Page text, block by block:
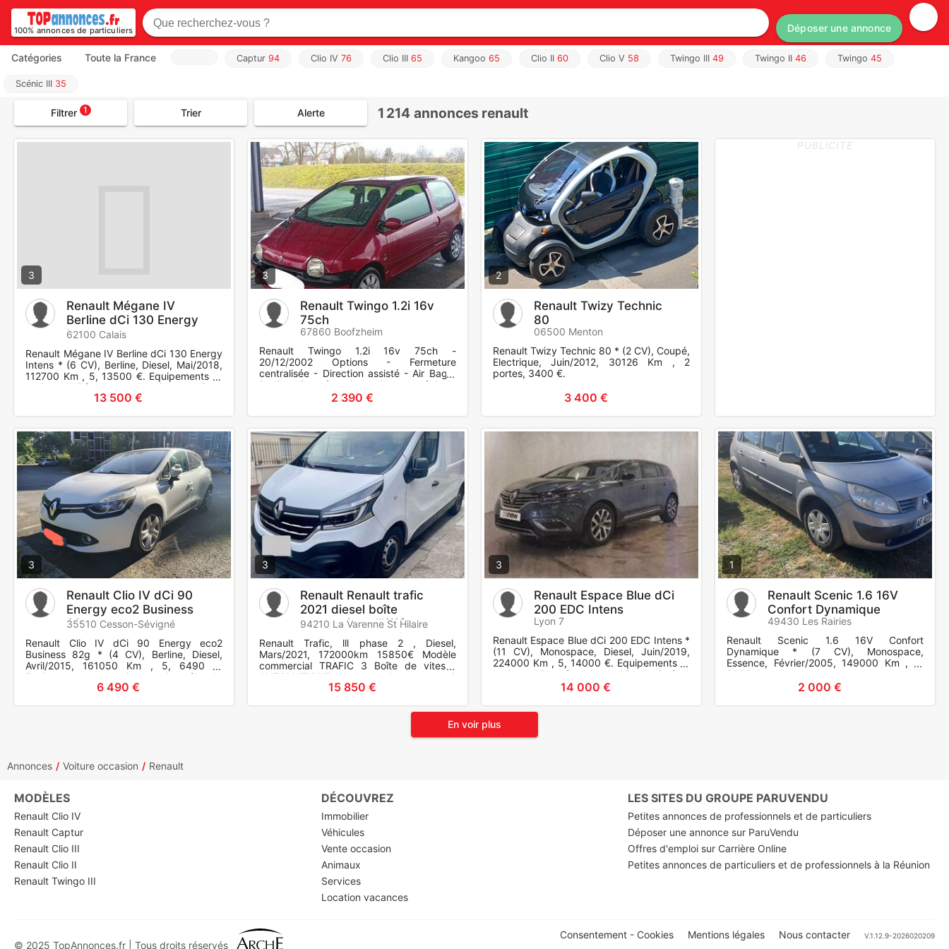
100% annonces de particuliers Déposer une annonce
Catégories Toute la France Captur 94 Clio IV 76 Clio III 65 Kangoo 65 Clio II 60 Clio V 58 Twingo III 49 Twingo II 46 Twingo 45
Scénic III 35
Filtrer 1 Trier Alerte 1 214 annonces renault
3
Renault Mégane IV
Berline dCi 130 Energy
Intens
62100 Calais
Renault Mégane IV Berline dCi 130 Energy
Intens * (6 CV), Berline, Diesel, Mai/2018,
112700 Km , 5, 13500 €. Equipements et
options : Régulateur de vitesse, Vitres
13 500 €
3
Renault Twingo 1.2i 16v
75ch
67860 Boofzheim
Renault Twingo 1.2i 16v 75ch -
20/12/2002 Options - Fermeture
centralisée - Direction assisté - Air Bag -
Radio - Vitres électriques C'est un véhicule
de 2eme mains, mais toujou
2 390 €
2
Renault Twizy Technic
80
06500 Menton
Renault Twizy Technic 80 * (2 CV), Coupé,
Electrique, Juin/2012, 30126 Km , 2
portes, 3400 €.
3 400 €
PUBLICITE
3
Renault Clio IV dCi 90
Energy eco2 Business
82g
35510 Cesson-Sévigné
Renault Clio IV dCi 90 Energy eco2
Business 82g * (4 CV), Berline, Diesel,
Avril/2015, 161050 Km , 5, 6490 €.
Equipements et options : Contrôle de
6 490 €
3
Renault Renault trafic
2021 diesel boîte
automatique lll(2)fourgon
confort L1H1. 1000
Energy DCI 170 BVA
94210 La Varenne St Hilaire
Renault Trafic, lll phase 2 , Diesel,
Mars/2021, 172000km 15850€ Modèle
commercial TRAFIC 3 Boîte de vitesse
AUTOMATIQUE Nombre de rapport 6
Transmission Avant Energie Dies
15 850 €
3
Renault Espace Blue dCi
200 EDC Intens
Lyon 7
Renault Espace Blue dCi 200 EDC Intens *
(11 CV), Monospace, Diesel, Juin/2019,
224000 Km , 5, 14000 €. Equipements et
options : Vitres électriques, Vitres teintées.
14 000 €
1
Renault Scenic 1.6 16V
Confort Dynamique
49430 Les Rairies
Renault Scenic 1.6 16V Confort
Dynamique * (7 CV), Monospace,
Essence, Février/2005, 149000 Km , 5,
2000 €.
2 000 €
En voir plus
Annonces Voiture occasion Renault
MODÈLES
Renault Clio IV
Renault Captur
Renault Clio III
Renault Clio II
Renault Twingo III
DÉCOUVREZ
Immobilier
Véhicules
Vente occasion
Animaux
Services
Location vacances
LES SITES DU GROUPE PARUVENDU
Petites annonces de professionnels et de particuliers
Déposer une annonce sur ParuVendu
Offres d'emploi sur Carrière Online
Petites annonces de particuliers et de professionnels à la Réunion
© 2025 TopAnnonces.fr | Tous droits réservés
Consentement - Cookies Mentions légales Nous contacter V.1.12.9-2026020209